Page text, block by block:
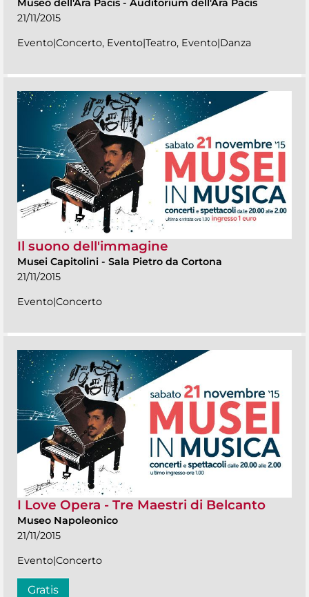
Museo dell'Ara Pacis - Auditorium dell'Ara Pacis
21/11/2015
Evento|Concerto, Evento|Teatro, Evento|Danza
Il suono dell'immagine
Musei Capitolini - Sala Pietro da Cortona
21/11/2015
Evento|Concerto
I Love Opera - Tre Maestri di Belcanto
Museo Napoleonico
21/11/2015
Evento|Concerto
Gratis